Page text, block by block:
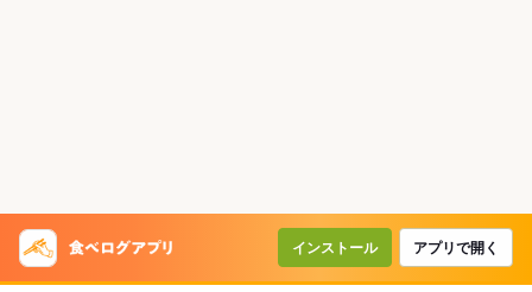
インストール アプリで開く